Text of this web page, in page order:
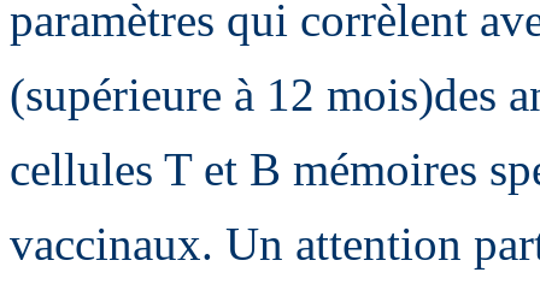
paramètres qui corrèlent
(supérieure à 12 mois)des
cellules T et B mémoires
vaccinaux. Un attention